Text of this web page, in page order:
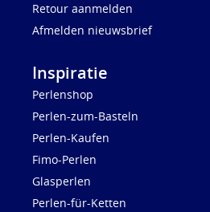
Retour aanmelden
Afmelden nieuwsbrief
Inspiratie
Perlenshop
Perlen-zum-Basteln
Perlen-Kaufen
Fimo-Perlen
Glasperlen
Perlen-für-Ketten